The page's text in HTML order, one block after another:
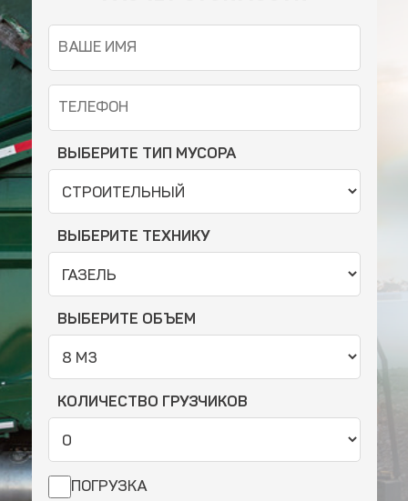
ВЫБЕРИТЕ ТИП МУСОРА
ВЫБЕРИТЕ ТЕХНИКУ
ВЫБЕРИТЕ ОБЪЕМ
КОЛИЧЕСТВО ГРУЗЧИКОВ
ПОГРУЗКА